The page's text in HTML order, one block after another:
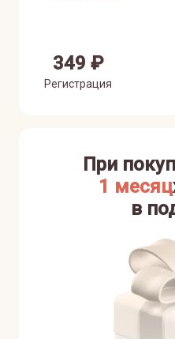
349 ₽
Регистрация
При
1 месяц
в